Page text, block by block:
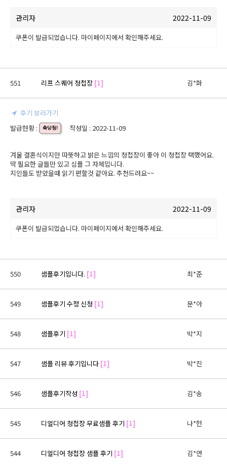
관리자 2022-11-09
쿠폰이 발급되었습니다. 마이페이지에서 확인해주세요.
551 리프 스퀘어 청첩장 [1] 김*화
후기 보러가기
발급현황 :
작성일 : 2022-11-09
겨울 결혼식이지만 따뜻하고 밝은 느낌의 청첩장이 좋아 이 청첩장 택했어요.
딱 필요한 글들만 있고 심플 그 자체입니다.
지인들도 받았을때 읽기 편할것 같아요. 추천드려요~~
관리자 2022-11-09
쿠폰이 발급되었습니다. 마이페이지에서 확인해주세요.
550 샘플후기입니다. [1] 최*준
549 샘플후기 수정 신청 [1] 문*아
548 샘플후기 [1] 박*지
547 샘플 리뷰 후기입니다 [1] 박*진
546 샘플후기작성 [1] 김*송
545 디얼디어 청첩장 무료샘플 후기 [1] 나*헌
544 디얼디어 청첩장 샘플 후기 [1] 김*연